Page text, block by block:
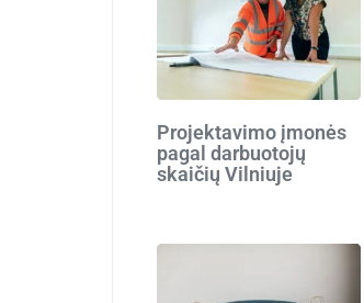
Projektavimo įmonės
pagal darbuotojų
skaičių Vilniuje